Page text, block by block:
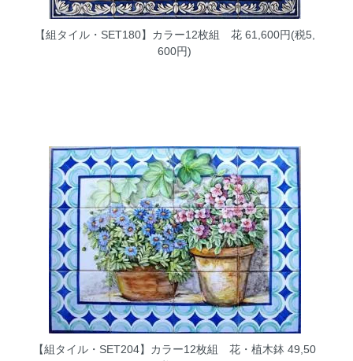
【組タイル・SET180】カラー12枚組 花61,600円(税5,
600円)
【組タイル・SET204】カラー12枚組 花・植木鉢 49,50